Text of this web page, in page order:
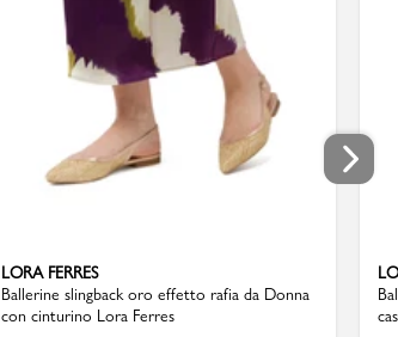
LORA FERRES
Ballerine slingback oro effetto rafia da Donna
con cinturino Lora Ferres